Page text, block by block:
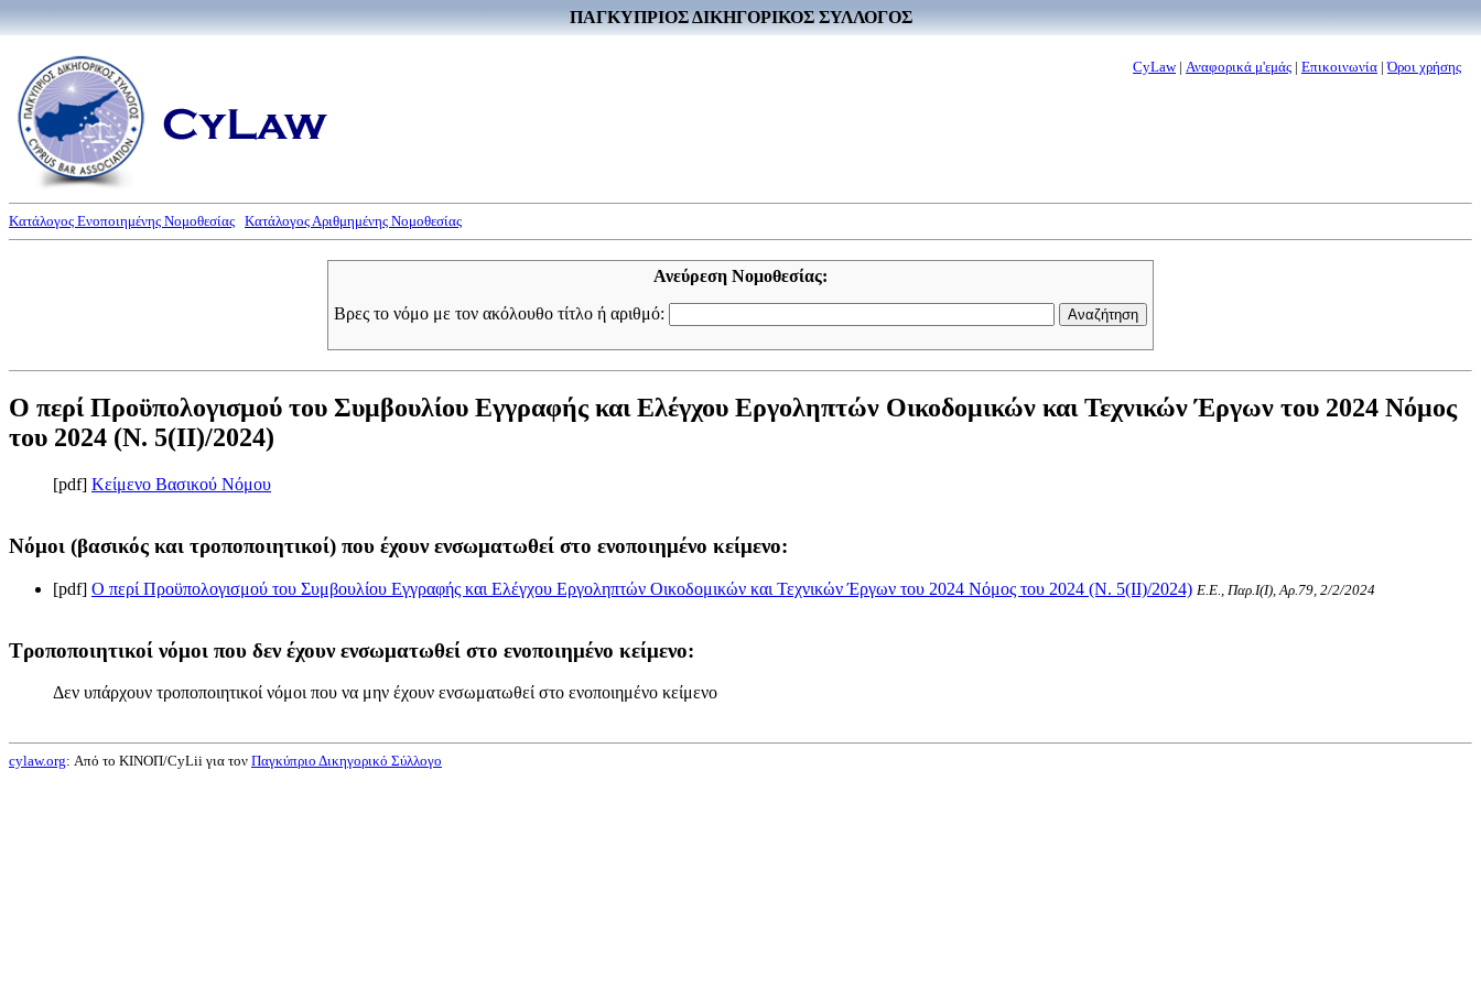
ΠΑΓΚΥΠΡΙΟΣ ΔΙΚΗΓΟΡΙΚΟΣ ΣΥΛΛΟΓΟΣ
CyLaw| Αναφορικά μ'εμάς | Επικοινωνία |Όροι χρήσης
Κατάλογος Ενοποιημένης Νομοθεσίας Κατάλογος Αριθμημένης Νομοθεσίας
Ανεύρεση Νομοθεσίας:
Βρες το νόμο με τον ακόλουθο τίτλο ή αριθμό:
Ο περί Προϋπολογισμού του Συμβουλίου Εγγραφής και Ελέγχου Εργοληπτών Οικοδομικών και Τεχνικών Έργων του 2024 Νόμος
του 2024 (Ν. 5(II)/2024)
[pdf] Κείμενο Βασικού Νόμου
Νόμοι (βασικός και τροποποιητικοί) που έχουν ενσωματωθεί στο ενοποιημένο κείμενο:
[pdf] Ο περί Προϋπολογισμού του Συμβουλίου Εγγραφής και Ελέγχου Εργοληπτών Οικοδομικών και Τεχνικών Έργων του 2024 Νόμος του 2024 (Ν. 5(II)/2024) Ε.Ε., Παρ.Ι(I), Αρ.79, 2/2/2024
Τροποποιητικοί νόμοι που δεν έχουν ενσωματωθεί στο ενοποιημένο κείμενο:
Δεν υπάρχουν τροποποιητικοί νόμοι που να μην έχουν ενσωματωθεί στο ενοποιημένο κείμενο
cylaw.org: Από το ΚΙΝOΠ/CyLii για τον Παγκύπριο Δικηγορικό Σύλλογο